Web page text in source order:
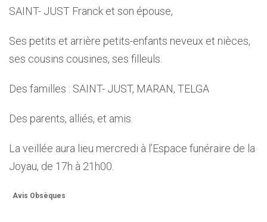
SAINT- JUST Franck et son épouse,
Ses petits et arrière petits-enfants neveux et nièces,
ses cousins cousines, ses filleuls.
Des familles : SAINT- JUST, MARAN, TELGA
Des parents, alliés, et amis.
La veillée aura lieu mercredi à l’Espace funéraire de la
Joyau, de 17h à 21h00.
Avis Obsèques